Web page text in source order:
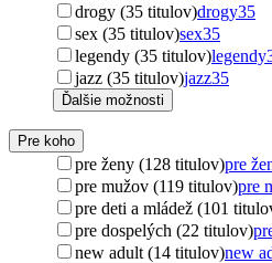
drogy (35 titulov)drogy35
sex (35 titulov)sex35
legendy (35 titulov)legendy
jazz (35 titulov)jazz35
Ďalšie možnosti
Pre koho
pre ženy (128 titulov)pre
pre mužov (119 titulov)pre
pre deti a mládež (101
pre dospelých (22 titulov)
new adult (14 titulov)new